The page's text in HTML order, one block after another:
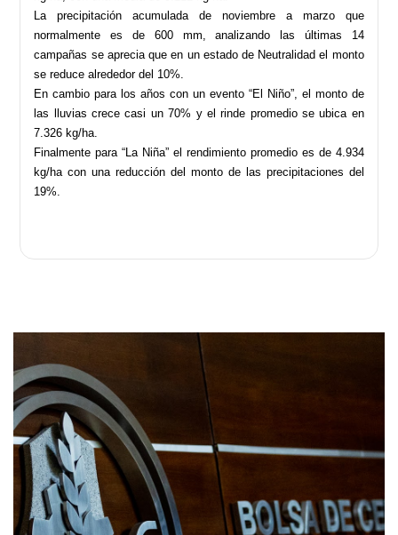
La precipitación acumulada de noviembre a marzo que
normalmente es de 600 mm, analizando las últimas 14
campañas se aprecia que en un estado de Neutralidad el monto
se reduce alrededor del 10%.
En cambio para los años con un evento “El Niño”, el monto de
las lluvias crece casi un 70% y el rinde promedio se ubica en
7.326 kg/ha.
Finalmente para “La Niña” el rendimiento promedio es de 4.934
kg/ha con una reducción del monto de las precipitaciones del
19%.